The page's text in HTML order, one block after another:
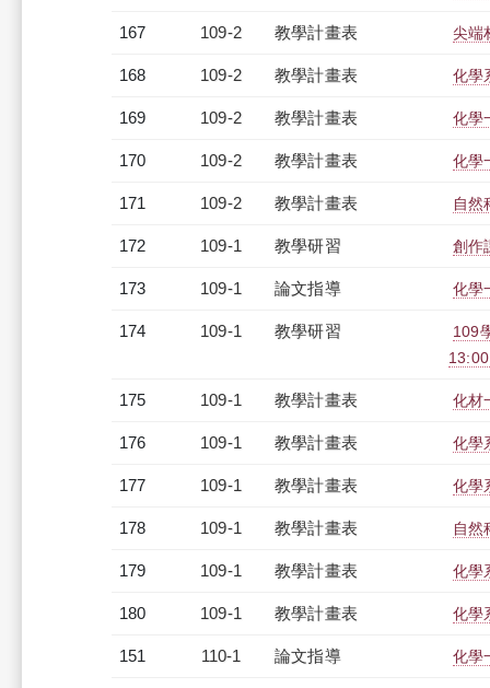
167 109-2 教學計畫表 尖端
168 109-2 教學計畫表 化學
169 109-2 教學計畫表 化學
170 109-2 教學計畫表 化學
171 109-2 教學計畫表 自然
172 109-1 教學研習 創作
173 109-1 論文指導 化學
174 109-1 教學研習
109
175 109-1 教學計畫表 化材
176 109-1 教學計畫表 化學
177 109-1 教學計畫表 化學
178 109-1 教學計畫表 自然
179 109-1 教學計畫表 化學
180 109-1 教學計畫表 化學
151 110-1 論文指導 化學